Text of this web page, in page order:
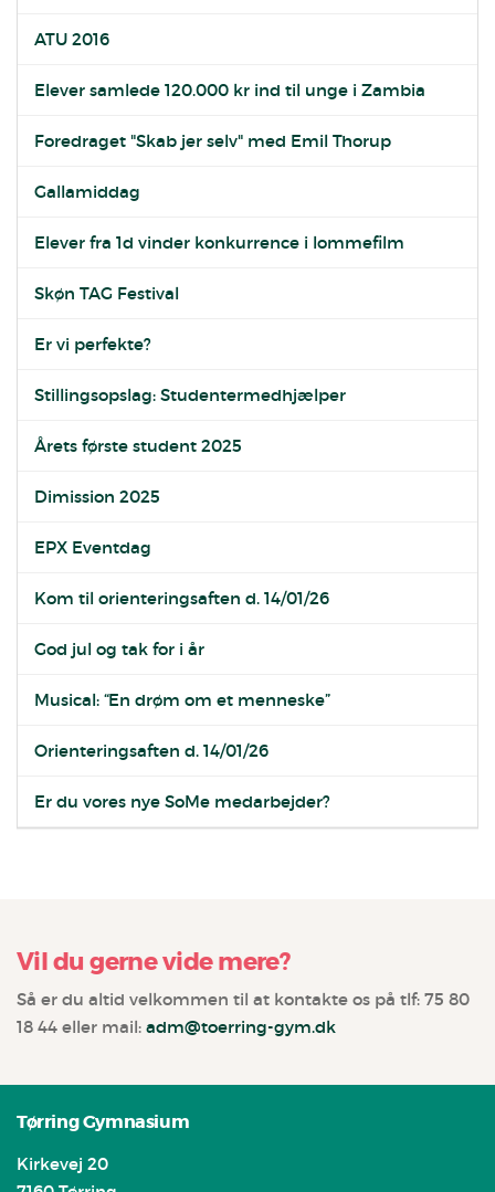
ATU 2016
Elever samlede 120.000 kr ind til unge i Zambia
Foredraget "Skab jer selv" med Emil Thorup
Gallamiddag
Elever fra 1d vinder konkurrence i lommefilm
Skøn TAG Festival
Er vi perfekte?
Stillingsopslag: Studentermedhjælper
Årets første student 2025
Dimission 2025
EPX Eventdag
Kom til orienteringsaften d. 14/01/26
God jul og tak for i år
Musical: “En drøm om et menneske”
Orienteringsaften d. 14/01/26
Er du vores nye SoMe medarbejder?
Vil du gerne vide mere?
Så er du altid velkommen til at kontakte os på tlf: 75 80
18 44 eller mail: adm@toerring-gym.dk
Tørring Gymnasium
Kirkevej 20